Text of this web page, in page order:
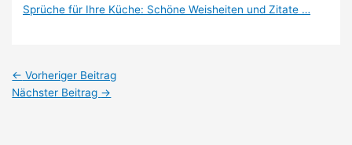
Sprüche für Ihre Küche: Schöne Weisheiten und Zitate …
← Vorheriger Beitrag
Nächster Beitrag →